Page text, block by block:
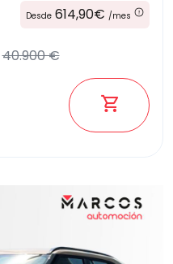
Desde 614,90€ /mes
40.900 €